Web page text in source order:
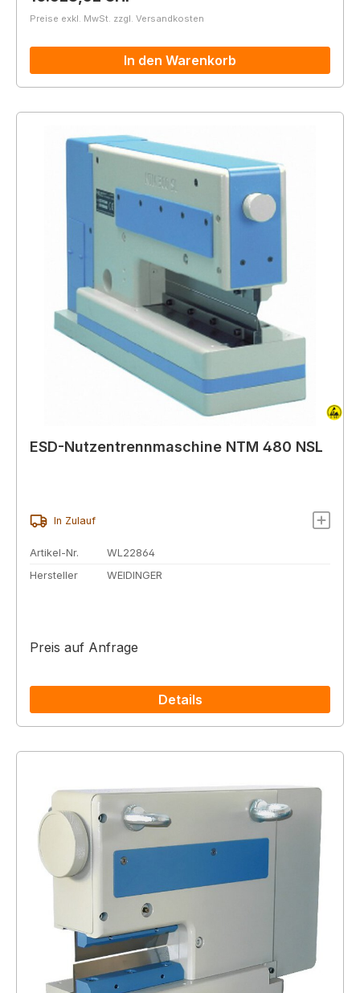
Preise exkl. MwSt. zzgl. Versandkosten
In den Warenkorb
ESD-Nutzentrennmaschine NTM 480 NSL
In Zulauf
Artikel-Nr.
WL22864
Hersteller
WEIDINGER
Preis auf Anfrage
Details